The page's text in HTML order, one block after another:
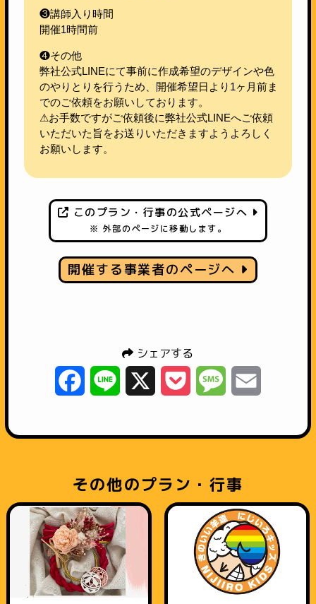
❸講師入り時間
開催1時間前
❹その他
弊社公式LINEにて事前に作成希望のデザインや色
のやりとりを行うため、開催希望日より1ヶ月前ま
でのご依頼をお願いしております。
⚠︎お手数ですがご依頼後に弊社公式LINEへご依頼
いただいた旨をお送りいただきますようよろしく
お願いします。
このプラン・行事の公式ページへ
※ 外部のページに移動します。
開催する事業者のページへ
シェアする
Facebook
Line Pocket Message
その他のプラン・行事